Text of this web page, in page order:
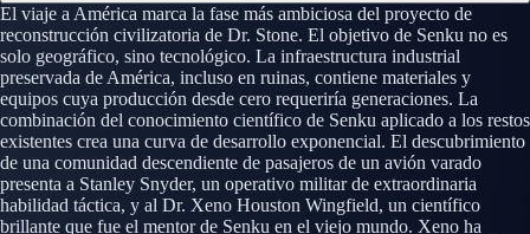
El viaje a América marca la fase más ambiciosa del proyecto de
reconstrucción civilizatoria de Dr. Stone. El objetivo de Senku no es
solo geográfico, sino tecnológico. La infraestructura industrial
preservada de América, incluso en ruinas, contiene materiales y
equipos cuya producción desde cero requeriría generaciones. La
combinación del conocimiento científico de Senku aplicado a los restos
existentes crea una curva de desarrollo exponencial. El descubrimiento
de una comunidad descendiente de pasajeros de un avión varado
presenta a Stanley Snyder, un operativo militar de extraordinaria
habilidad táctica, y al Dr. Xeno Houston Wingfield, un científico
brillante que fue el mentor de Senku en el viejo mundo. Xeno ha